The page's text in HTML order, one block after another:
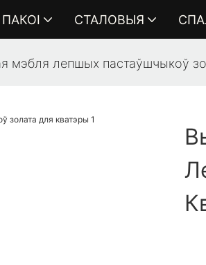
СТАЛОВЫЯ
мэбля лепшых пастаўшчыкоў